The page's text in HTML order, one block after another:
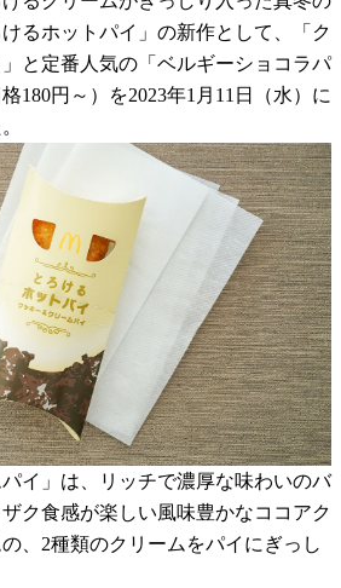
るホットパイ」の新作として、「ク
と定番人気の「ベルギーショコラパ
180円～）を2023年1月11日（水）に
パイ」は、リッチで濃厚な味わいのバ
ク食感が楽しい風味豊かなココアク
、2種類のクリームをパイにぎっし